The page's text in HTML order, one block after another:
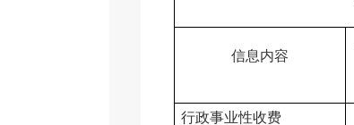
信息内容
行政事业性收费